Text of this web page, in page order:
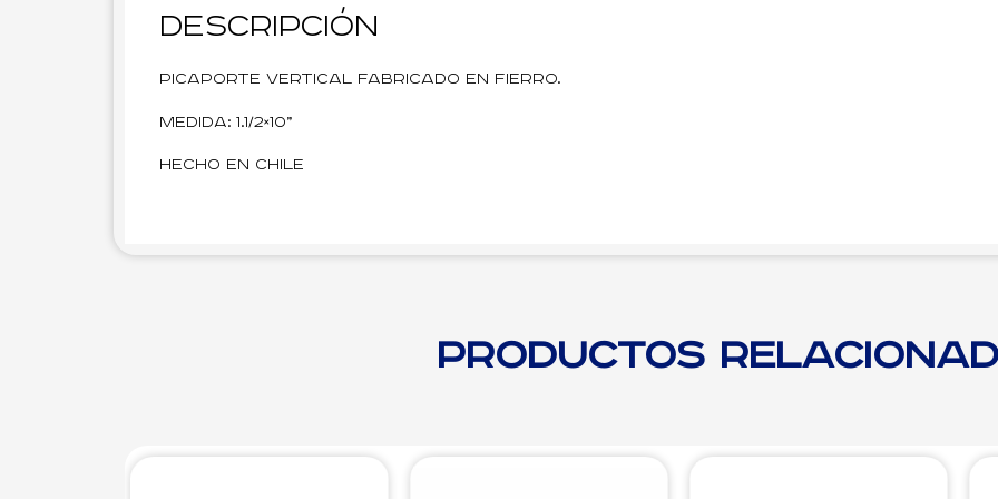
Descripción
Picaporte vertical fabricado en fierro.
Medida: 1.1/2×10”
Hecho en Chile
Productos